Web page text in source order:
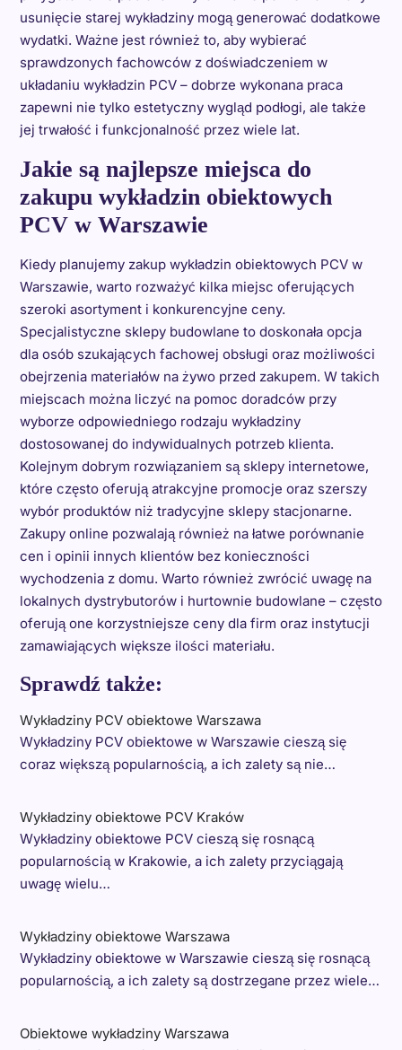
usunięcie starej wykładziny mogą generować dodatkowe
wydatki. Ważne jest również to, aby wybierać
sprawdzonych fachowców z doświadczeniem w
układaniu wykładzin PCV – dobrze wykonana praca
zapewni nie tylko estetyczny wygląd podłogi, ale także
jej trwałość i funkcjonalność przez wiele lat.
Jakie są najlepsze miejsca do
zakupu wykładzin obiektowych
PCV w Warszawie
Kiedy planujemy zakup wykładzin obiektowych PCV w
Warszawie, warto rozważyć kilka miejsc oferujących
szeroki asortyment i konkurencyjne ceny.
Specjalistyczne sklepy budowlane to doskonała opcja
dla osób szukających fachowej obsługi oraz możliwości
obejrzenia materiałów na żywo przed zakupem. W takich
miejscach można liczyć na pomoc doradców przy
wyborze odpowiedniego rodzaju wykładziny
dostosowanej do indywidualnych potrzeb klienta.
Kolejnym dobrym rozwiązaniem są sklepy internetowe,
które często oferują atrakcyjne promocje oraz szerszy
wybór produktów niż tradycyjne sklepy stacjonarne.
Zakupy online pozwalają również na łatwe porównanie
cen i opinii innych klientów bez konieczności
wychodzenia z domu. Warto również zwrócić uwagę na
lokalnych dystrybutorów i hurtownie budowlane – często
oferują one korzystniejsze ceny dla firm oraz instytucji
zamawiających większe ilości materiału.
Sprawdź także:
Wykładziny PCV obiektowe Warszawa
Wykładziny PCV obiektowe w Warszawie cieszą się
coraz większą popularnością, a ich zalety są nie…
Wykładziny obiektowe PCV Kraków
Wykładziny obiektowe PCV cieszą się rosnącą
popularnością w Krakowie, a ich zalety przyciągają
uwagę wielu…
Wykładziny obiektowe Warszawa
Wykładziny obiektowe w Warszawie cieszą się rosnącą
popularnością, a ich zalety są dostrzegane przez wiele…
Obiektowe wykładziny Warszawa